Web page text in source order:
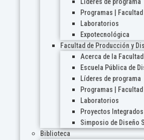
Líderes de programa
Programas |
Laboratorios
Expotecnológica
Facultad de Producción y
Acerca de la Facultad
Escuela Pública de
Líderes de programa
Programas |
Laboratorios
Proyectos
Simposio de Diseño
Biblioteca